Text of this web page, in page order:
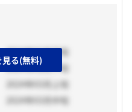
2024年02月下旬
2024年02月下旬
2024年03月上旬
2024年03月中旬
る(無料)